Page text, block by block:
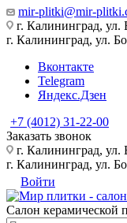
mir-plitki@mir-
г. Калининград,
г. Калининград, ул.
Вконтакте
Telegram
Яндекс.Дзен
+7 (4012) 31-22-00
Заказать звонок
г. Калининград,
г. Калининград, ул.
Войти
Салон керамической